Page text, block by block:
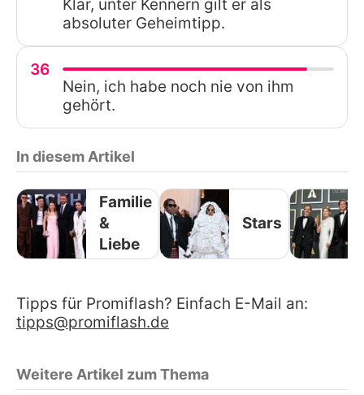
Klar, unter Kennern gilt er als
absoluter Geheimtipp.
36
Nein, ich habe noch nie von ihm
gehört.
In diesem Artikel
Familie
&
Liebe
Stars
Tipps für Promiflash? Einfach E-Mail an:
tipps@promiflash.de
Weitere Artikel zum Thema